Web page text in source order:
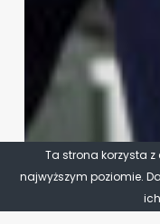
Ta strona korzysta
najwyższym poziomie.